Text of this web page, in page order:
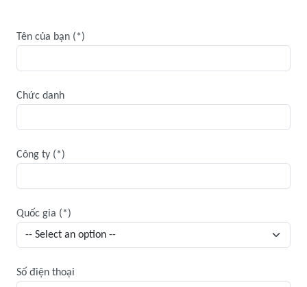
Tên của bạn
Chức danh
Công ty
Quốc gia
Số điện thoại